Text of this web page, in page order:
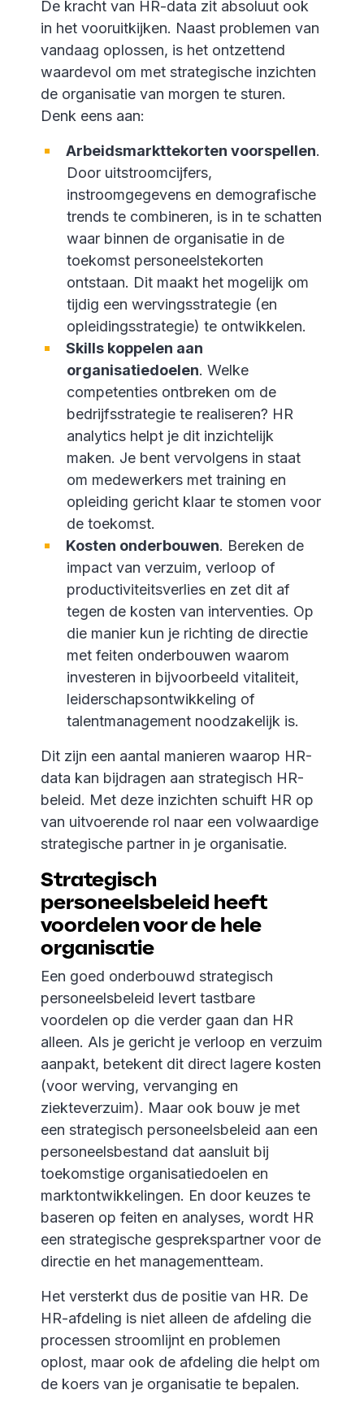
De kracht van HR-data zit absoluut ook
in het vooruitkijken. Naast problemen van
vandaag oplossen, is het ontzettend
waardevol om met strategische inzichten
de organisatie van morgen te sturen.
Denk eens aan:
Arbeidsmarkttekorten voorspellen.
Door uitstroomcijfers,
instroomgegevens en demografische
trends te combineren, is in te schatten
waar binnen de organisatie in de
toekomst personeelstekorten
ontstaan. Dit maakt het mogelijk om
tijdig een wervingsstrategie (en
opleidingsstrategie) te ontwikkelen.
Skills koppelen aan
organisatiedoelen. Welke
competenties ontbreken om de
bedrijfsstrategie te realiseren? HR
analytics helpt je dit inzichtelijk
maken. Je bent vervolgens in staat
om medewerkers met training en
opleiding gericht klaar te stomen voor
de toekomst.
Kosten onderbouwen. Bereken de
impact van verzuim, verloop of
productiviteitsverlies en zet dit af
tegen de kosten van interventies. Op
die manier kun je richting de directie
met feiten onderbouwen waarom
investeren in bijvoorbeeld vitaliteit,
leiderschapsontwikkeling of
talentmanagement noodzakelijk is.
Dit zijn een aantal manieren waarop HR-
data kan bijdragen aan strategisch HR-
beleid. Met deze inzichten schuift HR op
van uitvoerende rol naar een volwaardige
strategische partner in je organisatie.
Strategisch
personeelsbeleid heeft
voordelen voor de hele
organisatie
Een goed onderbouwd strategisch
personeelsbeleid levert tastbare
voordelen op die verder gaan dan HR
alleen. Als je gericht je verloop en verzuim
aanpakt, betekent dit direct lagere kosten
(voor werving, vervanging en
ziekteverzuim). Maar ook bouw je met
een strategisch personeelsbeleid aan een
personeelsbestand dat aansluit bij
toekomstige organisatiedoelen en
marktontwikkelingen. En door keuzes te
baseren op feiten en analyses, wordt HR
een strategische gesprekspartner voor de
directie en het managementteam.
Het versterkt dus de positie van HR. De
HR-afdeling is niet alleen de afdeling die
processen stroomlijnt en problemen
oplost, maar ook de afdeling die helpt om
de koers van je organisatie te bepalen.